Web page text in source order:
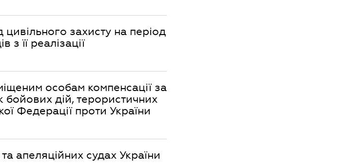
захисту на період
її реалізації
особам компенсації за
дій, терористичних
Федерації проти України
апеляційних судах України